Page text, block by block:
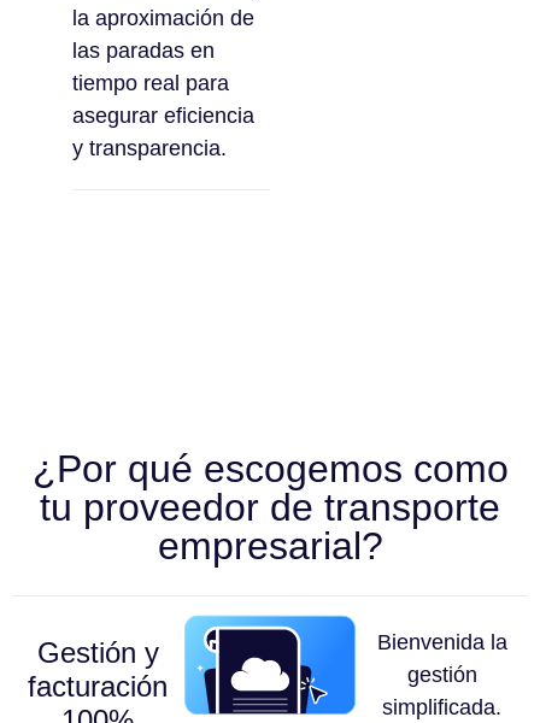
la aproximación de
las paradas en
tiempo real para
asegurar eficiencia
y transparencia.
¿Por qué escogemos como
tu proveedor de transporte
empresarial?
Gestión y
facturación
Bienvenida la
gestión
simplificada.